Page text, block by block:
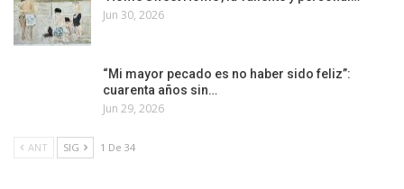
Jun 30, 2026
“Mi mayor pecado es no haber sido feliz”:
cuarenta años sin…
Jun 29, 2026
ANT SIG 1 De 34